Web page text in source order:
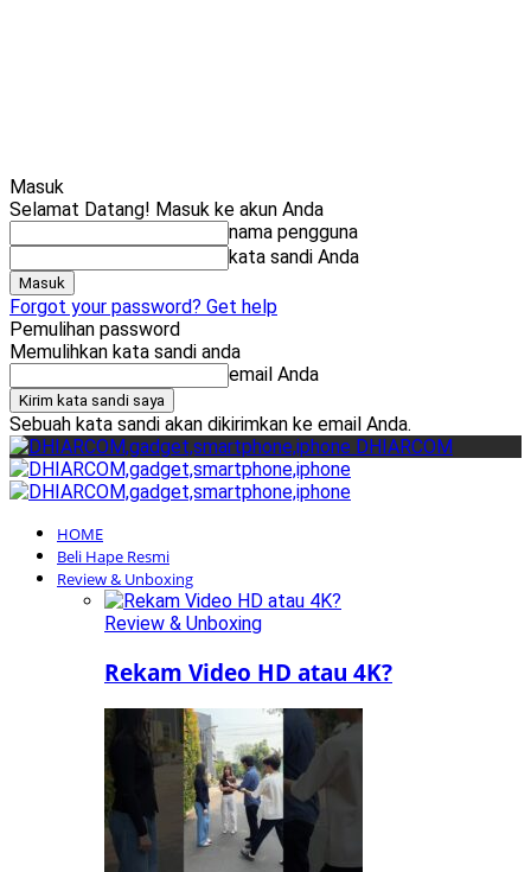
Masuk
Selamat Datang! Masuk ke akun Anda
nama pengguna
kata sandi Anda
Forgot your password? Get help
Pemulihan password
Memulihkan kata sandi anda
email Anda
Sebuah kata sandi akan dikirimkan ke email Anda.
DHIARCOM
HOME
Beli Hape Resmi
Review & Unboxing
Review & Unboxing
Rekam Video HD atau 4K?